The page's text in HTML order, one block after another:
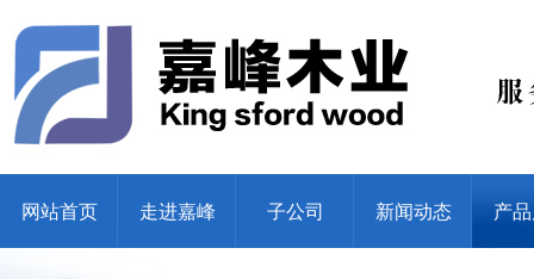
网站首页 走进嘉峰 子公司 新闻动态 产